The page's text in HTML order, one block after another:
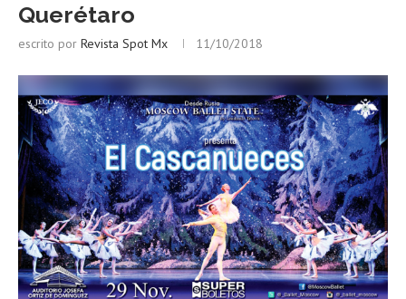
Querétaro
escrito por Revista Spot Mx 11/10/2018